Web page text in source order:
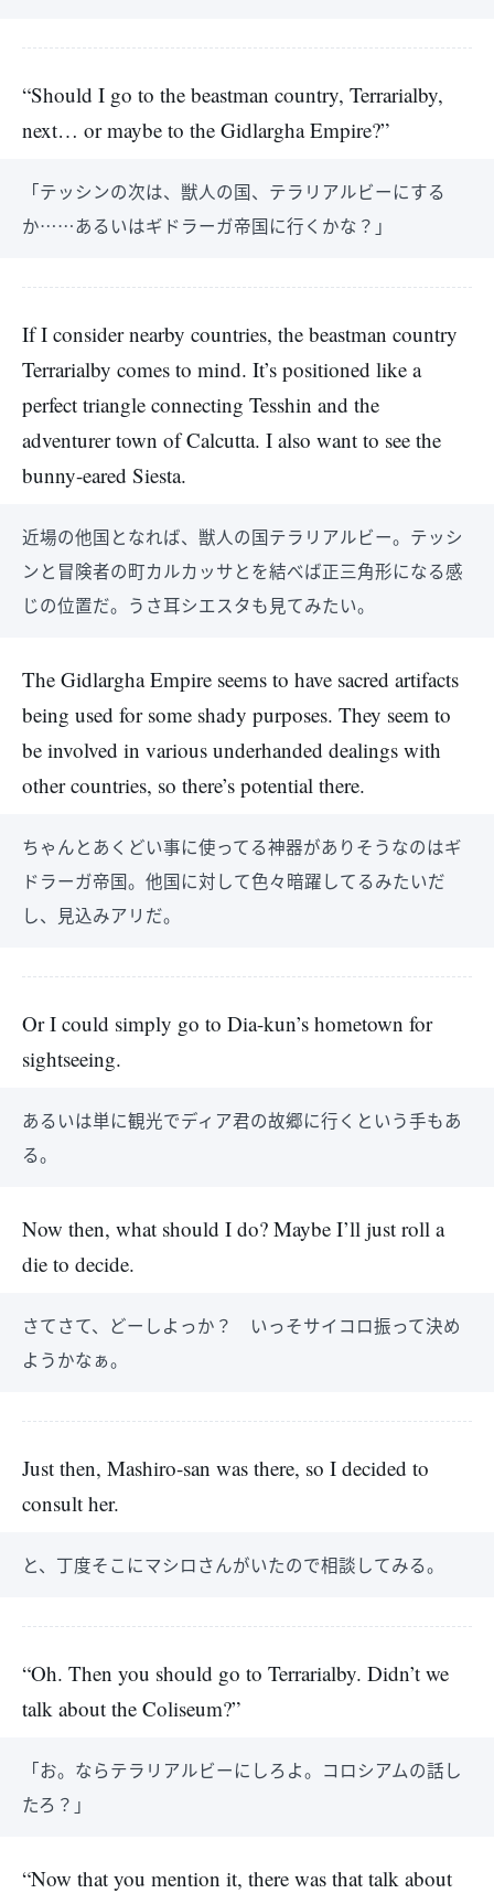
“Should I go to the beastman country, Terrarialby,
next… or maybe to the Gidlargha Empire?”
「テッシンの次は、獣人の国、テラリアルビーにする
か……あるいはギドラーガ帝国に行くかな？」
If I consider nearby countries, the beastman country
Terrarialby comes to mind. It’s positioned like a
perfect triangle connecting Tesshin and the
adventurer town of Calcutta. I also want to see the
bunny-eared Siesta.
近場の他国となれば、獣人の国テラリアルビー。テッシ
ンと冒険者の町カルカッサとを結べば正三角形になる感
じの位置だ。うさ耳シエスタも見てみたい。
The Gidlargha Empire seems to have sacred artifacts
being used for some shady purposes. They seem to
be involved in various underhanded dealings with
other countries, so there’s potential there.
ちゃんとあくどい事に使ってる神器がありそうなのはギ
ドラーガ帝国。他国に対して色々暗躍してるみたいだ
し、見込みアリだ。
Or I could simply go to Dia-kun’s hometown for
sightseeing.
あるいは単に観光でディア君の故郷に行くという手もあ
る。
Now then, what should I do? Maybe I’ll just roll a
die to decide.
さてさて、どーしよっか？ いっそサイコロ振って決め
ようかなぁ。
Just then, Mashiro-san was there, so I decided to
consult her.
と、丁度そこにマシロさんがいたので相談してみる。
“Oh. Then you should go to Terrarialby. Didn’t we
talk about the Coliseum?”
「お。ならテラリアルビーにしろよ。コロシアムの話し
たろ？」
“Now that you mention it, there was that talk about